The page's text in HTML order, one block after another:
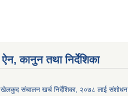
ऐन, कानुन तथा निर्देशिका
खेलकुद संचालन खर्च निर्देशिका, २०७८ लाई संशोधन